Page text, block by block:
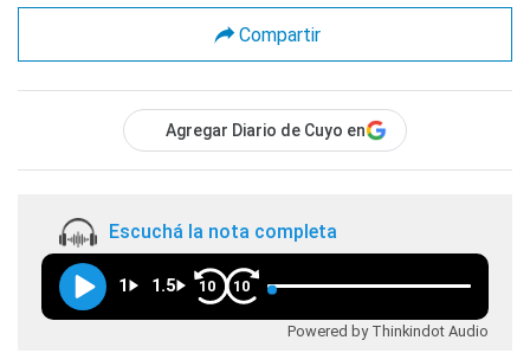
Compartir
Agregar Diario de Cuyo en
Escuchá la nota completa
1 1.5 10 10
Powered by Thinkindot Audio